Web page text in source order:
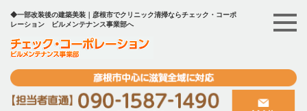
◆一部改装後の建築美装｜彦根市でクリニック清掃ならチェック・コーポ
レーション ビルメンテナンス事業部へ